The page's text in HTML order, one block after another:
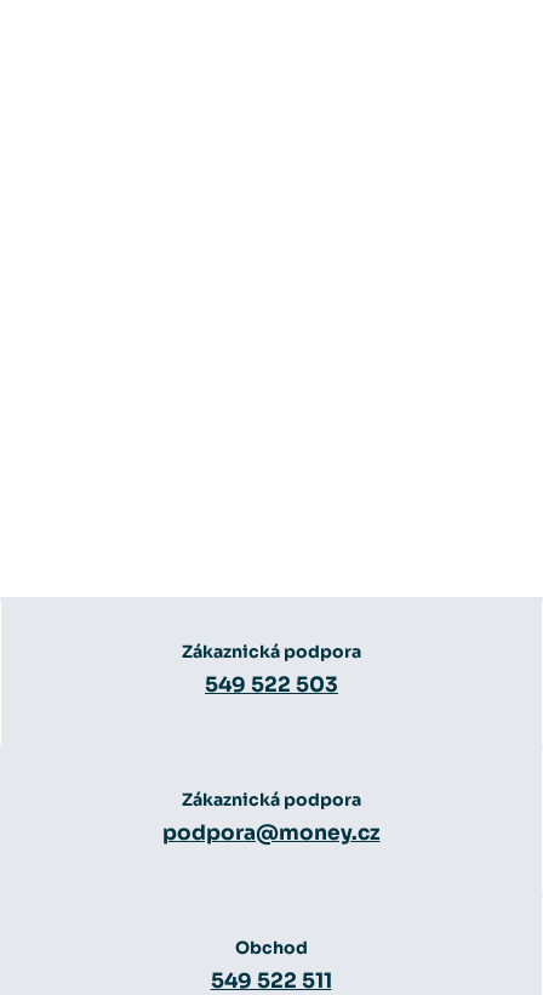
Zákaznická podpora
549 522 503
Zákaznická podpora
podpora@money.cz
Obchod
549 522 511